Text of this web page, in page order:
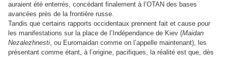
auraient été enterrés, concédant finalement à l’OTAN des bases
avancées près de la frontière russe.
Tandis que certains rapports occidentaux prennent fait et cause pour
les manifestations sur la place de l’Indépendance de Kiev (Maidan
Nezalezhnesti, ou Euromaidan comme on l’appelle maintenant), les
présentant comme étant, à l’origine, pacifiques, la réalité est que, dès